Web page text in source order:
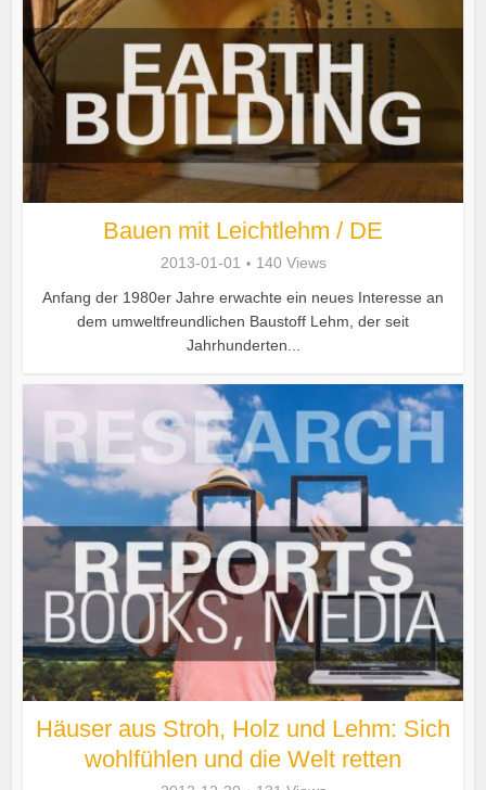
Bauen mit Leichtlehm / DE
2013-01-01
140 Views
Anfang der 1980er Jahre erwachte ein neues Interesse an
dem umweltfreundlichen Baustoff Lehm, der seit
Jahrhunderten...
Häuser aus Stroh, Holz und Lehm: Sich
wohlfühlen und die Welt retten